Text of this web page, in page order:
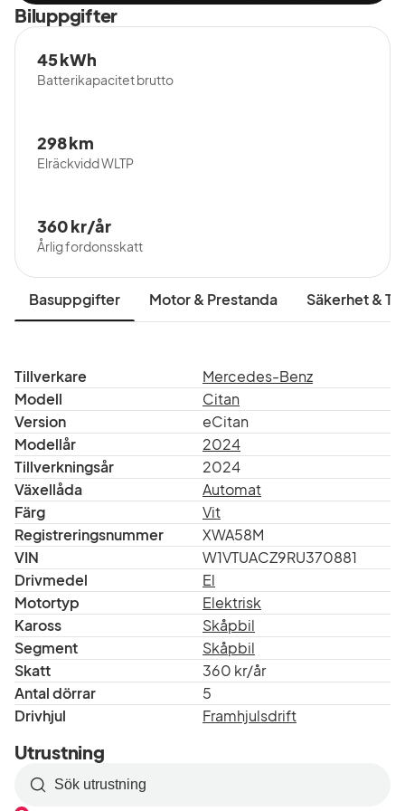
Biluppgifter
Batterikapacitet brutto
45 kWh
Elräckvidd WLTP
298 km
Årlig fordonsskatt
360 kr/år
Basuppgifter Motor & Prestanda Säkerhet &
Tillverkare
Mercedes-Benz
Modell
Citan
Version
eCitan
Modellår
2024
Tillverkningsår
2024
Växellåda
Automat
Färg
Vit
Registreringsnummer
XWA58M
VIN
W1VTUACZ9RU370881
Drivmedel
El
Motortyp
Elektrisk
Kaross
Skåpbil
Segment
Skåpbil
Skatt
360 kr/år
Antal dörrar
5
Drivhjul
Framhjulsdrift
Utrustning
Sök